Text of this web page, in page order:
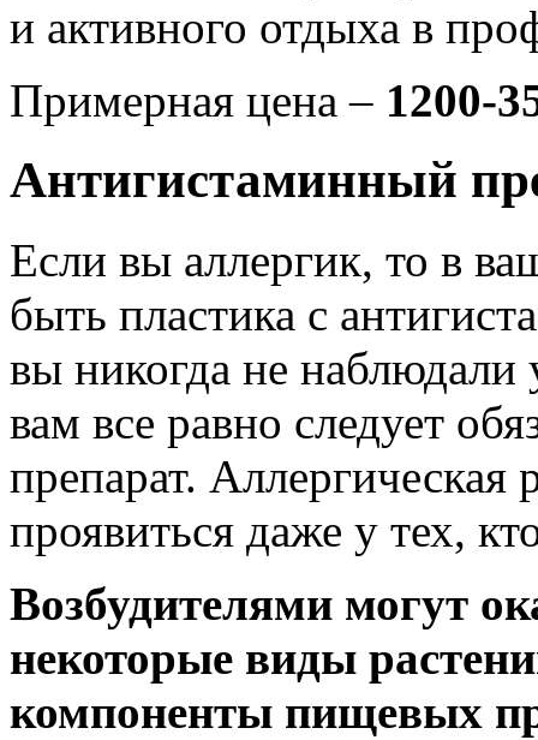
и активного отдыха в
Примерная цена – 1200-
Антигистаминный
Если вы аллергик, то в
быть пластика с
вы никогда не наблюдали
вам все равно следует
препарат. Аллергическая
проявиться даже у тех,
Возбудителями могут
некоторые виды
компоненты пищевых